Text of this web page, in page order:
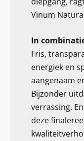
Vinum
In
Fris,
energiek en
aangenaam
Bijzonder
verrassing.
deze